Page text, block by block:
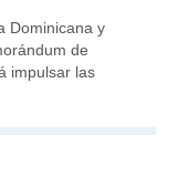
Dominicana y
de
impulsar las